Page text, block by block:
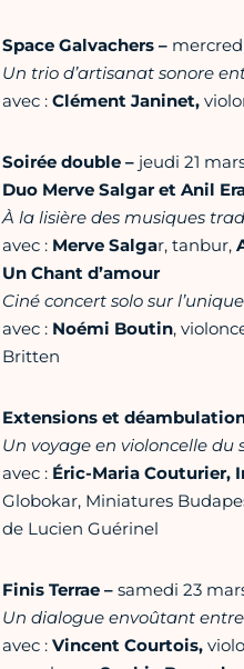
Space Galvachers –
Un trio d’artisanat sonore
avec :Clément Janinet,
Soirée double –jeudi 21
Duo Merve Salgar et Anil
À la lisière des musiques
avec :Merve Salgar, tanbur,
Un Chant d’amour
Ciné concert solo sur
avec : Noémi Boutin,
Britten
Extensions et
Un voyage en violoncelle
avec : Éric-Maria Couturier,
Globokar, Miniatures
de Lucien Guérinel
Finis Terrae –samedi 23
Un dialogue envoûtant
avec :Vincent Courtois,